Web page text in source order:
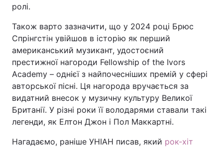
ролі.
Також варто зазначити, що у 2024 році Брюс
Спрінгстін увійшов в історію як перший
американський музикант, удостоєний
престижної нагороди Fellowship of the Ivors
Academy – однієї з найпочесніших премій у сфері
авторської пісні. Ця нагорода вручається за
видатний внесок у музичну культуру Великої
Британії. У різні роки її володарями ставали такі
легенди, як Елтон Джон і Пол Маккартні.
Нагадаємо, раніше УНІАН писав, який рок-хіт